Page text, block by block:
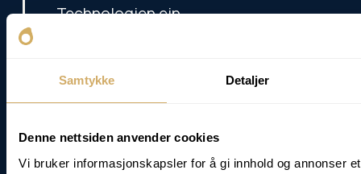
Samtykke Detaljer
Denne nettsiden anvender cookies
Vi bruker informasjonskapsler for å gi innhold og annonser
Technologien ein.